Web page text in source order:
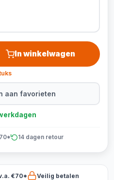
In winkelwagen
aan favorieten
14 dagen retour
€70*
Veilig betalen